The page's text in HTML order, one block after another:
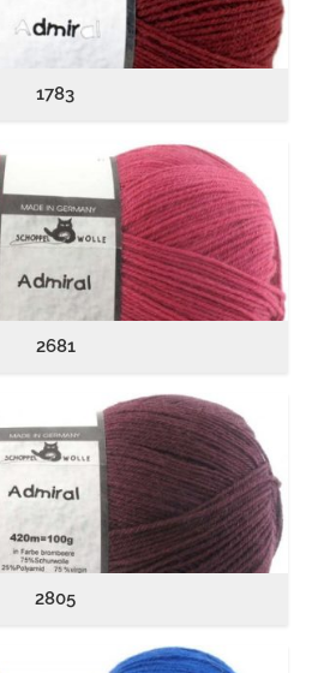
1783
2681
2805